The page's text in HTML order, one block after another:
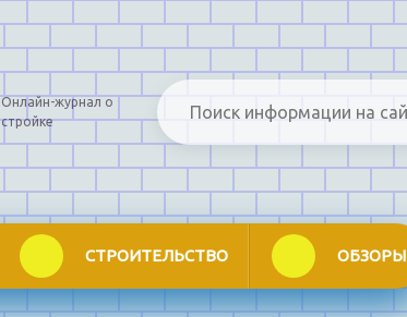
Онлайн-журнал о
стройке
СТРОИТЕЛЬСТВО ОБЗОРЫ